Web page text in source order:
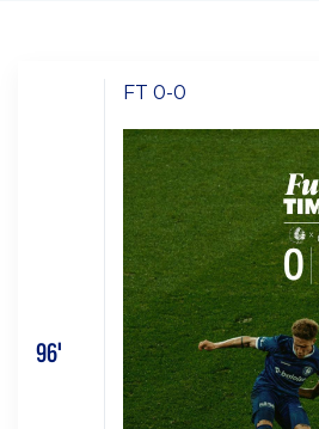
96'
FT 0-0